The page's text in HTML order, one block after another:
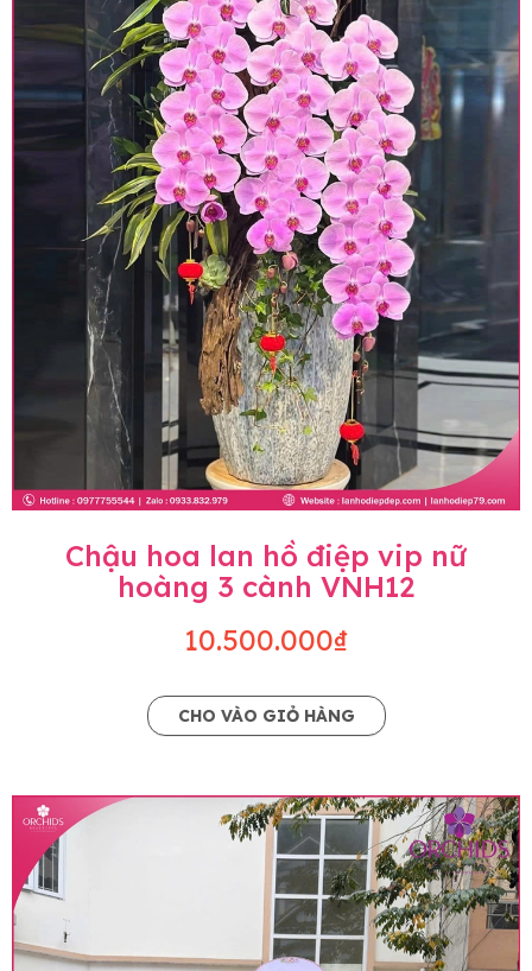
Chậu hoa lan hồ điệp vip nữ
hoàng 3 cành VNH12
10.500.000₫
CHO VÀO GIỎ HÀNG